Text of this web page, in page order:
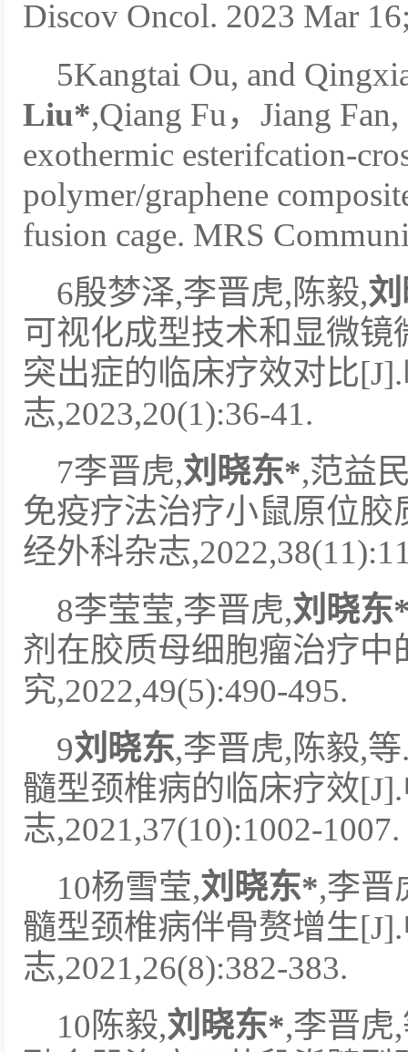
Discov Oncol. 2023 Mar
5Kangtai Ou, and
Liu*,Qiang Fu，Jiang
exothermic esterifcation-
polymer/graphene
fusion cage. MRS
6殷梦泽,李晋虎,陈毅,
可视化成型技术和显微
突出症的临床疗效对比
志,2023,20(1):36-41.
7李晋虎,刘晓东*,范益
免疫疗法治疗小鼠原位
经外科杂志
8李莹莹,李晋虎,刘晓东
剂在胶质母细胞瘤治疗
究,2022,49(5):490-495.
9刘晓东,李晋虎,陈毅,
髓型颈椎病的临床疗效
志,2021,37(10):1002-1007.
10杨雪莹,刘晓东*,李晋
髓型颈椎病伴骨赘增生
志,2021,26(8):382-383.
10陈毅,刘晓东*,李晋虎